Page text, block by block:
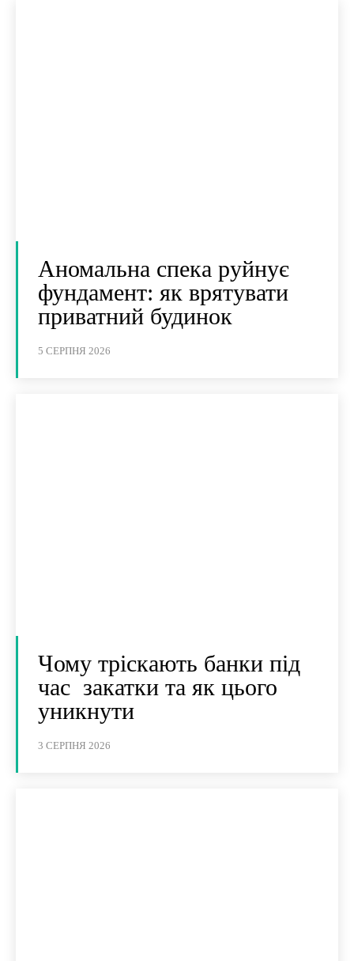
Аномальна спека руйнує
фундамент: як врятувати
приватний будинок
5 СЕРПНЯ 2026
Чому тріскають банки під
час закатки та як цього
уникнути
3 СЕРПНЯ 2026